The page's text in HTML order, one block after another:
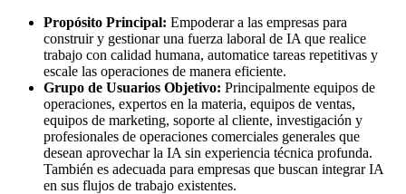
Propósito Principal: Empoderar a las empresas para
construir y gestionar una fuerza laboral de IA que realice
trabajo con calidad humana, automatice tareas repetitivas y
escale las operaciones de manera eficiente.
Grupo de Usuarios Objetivo: Principalmente equipos de
operaciones, expertos en la materia, equipos de ventas,
equipos de marketing, soporte al cliente, investigación y
profesionales de operaciones comerciales generales que
desean aprovechar la IA sin experiencia técnica profunda.
También es adecuada para empresas que buscan integrar IA
en sus flujos de trabajo existentes.